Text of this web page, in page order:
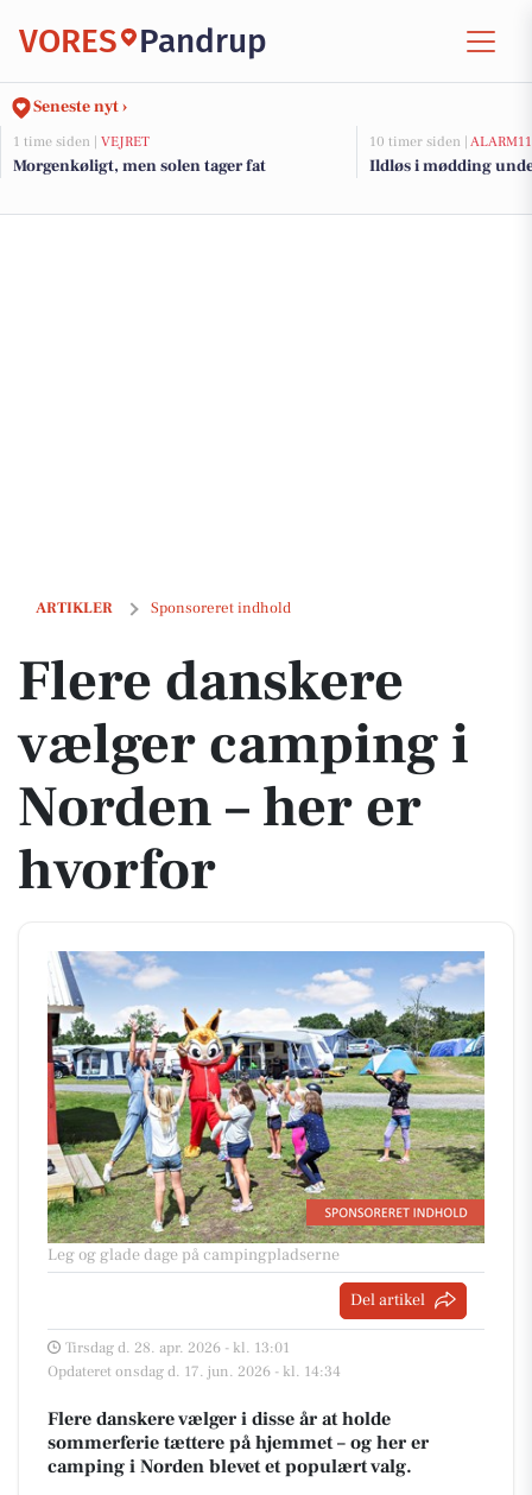
VORES Pandrup
Seneste nyt ›
1 time siden | VEJRET
Morgenkøligt, men solen tager fat
10 timer siden |
Ildløs i mødding
ARTIKLER Sponsoreret indhold
Flere danskere vælger camping i Norden – her er hvorfor
Flere danskere
vælger camping i
Norden – her er
hvorfor
Leg og glade dage på campingpladserne
Del artikel
Tirsdag d. 28. apr. 2026 - kl. 13:01
Opdateret onsdag d. 17. jun. 2026 - kl. 14:34
Flere danskere vælger i disse år at holde
sommerferie tættere på hjemmet – og her er
camping i Norden blevet et populært valg.